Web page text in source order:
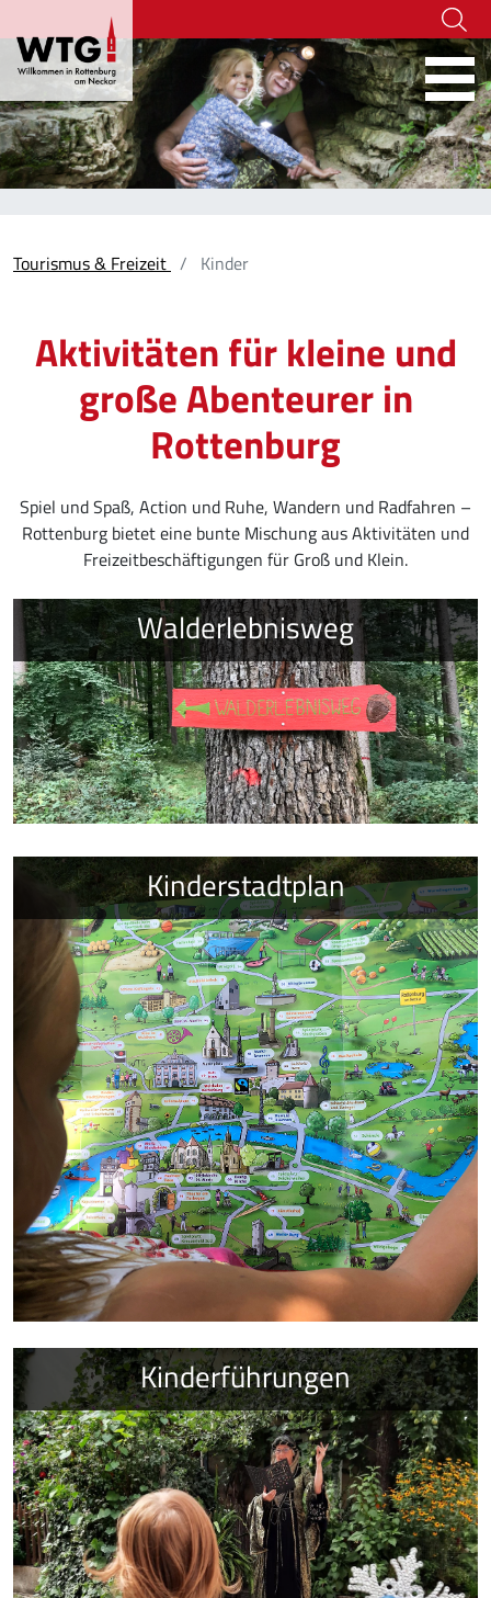
WebcamsSocial
Tourismus & Freizeit Kinder
Aktivitäten für kleine und
große Abenteurer in
Rottenburg
Spiel und Spaß, Action und Ruhe, Wandern und Radfahren –
Rottenburg bietet eine bunte Mischung aus Aktivitäten und
Freizeitbeschäftigungen für Groß und Klein.
Walderlebnisweg
Kinderstadtplan
Kinderführungen